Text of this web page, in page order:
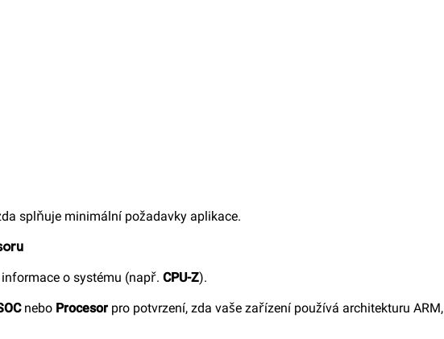
splňuje minimální požadavky aplikace.
o systému (např. CPU-Z).
nebo Procesor pro potvrzení, zda vaše zařízení používá architekturu ARM,